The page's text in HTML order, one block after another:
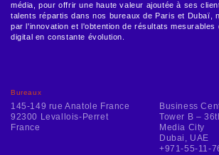
Bureaux
145-149 rue Anatole France
92300 Levallois-Perret
France
Business
Tower B –
Media City
Dubai, UAE
+971-55-11-
média, pour offrir une haute valeur ajoutée à ses
talents répartis dans nos bureaux de Paris et Dubaï,
par l'innovation et l'obtention de résultats mesurables
digital en constante évolution.